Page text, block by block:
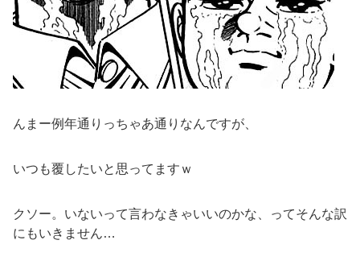
んまー例年通りっちゃあ通りなんですが、
いつも覆したいと思ってますｗ
クソー。いないって言わなきゃいいのかな、ってそんな訳
にもいきません…